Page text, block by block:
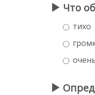
Что
тихо